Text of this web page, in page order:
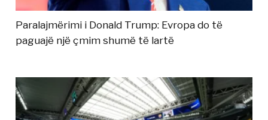
Paralajmërimi i Donald Trump: Evropa do të
paguajë një çmim shumë të lartë